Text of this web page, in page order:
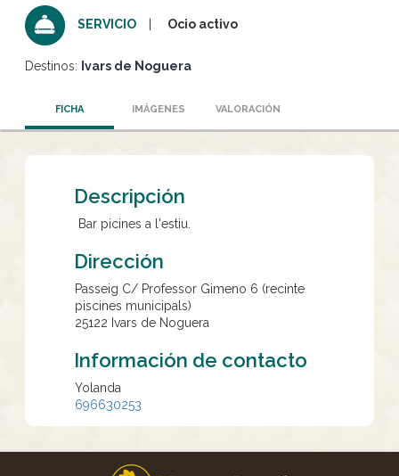
SERVICIO Ocio activo
Destinos: Ivars de Noguera
FICHA IMÁGENES VALORACIÓN
Descripción
Bar picines a l'estiu.
Dirección
Passeig C/ Professor Gimeno 6 (recinte
piscines municipals)
25122 Ivars de Noguera
Información de contacto
Yolanda
696630253